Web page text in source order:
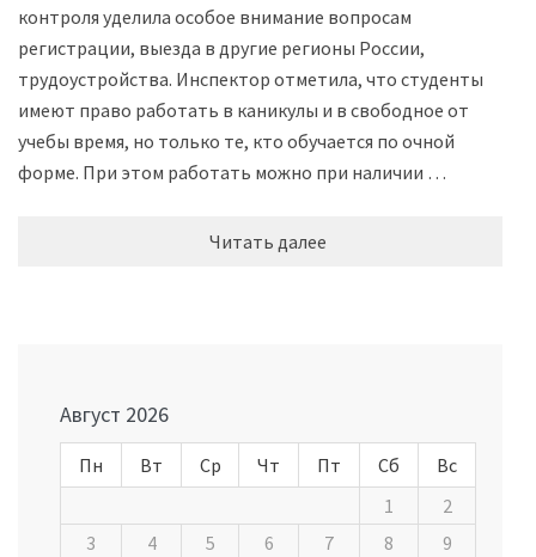
контроля уделила особое внимание вопросам
регистрации, выезда в другие регионы России,
трудоустройства. Инспектор отметила, что студенты
имеют право работать в каникулы и в свободное от
учебы время, но только те, кто обучается по очной
форме. При этом работать можно при наличии …
Читать далее
Август 2026
Пн Вт Ср Чт Пт Сб
Вс
1
2
3
4 5 6 7 8
9